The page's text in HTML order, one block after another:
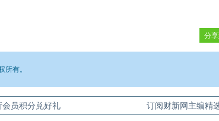
分
所有。
请点击右侧按钮，提交相关信息。经确认即可刊登转载。
会员积分兑好礼 订阅财新网主编精